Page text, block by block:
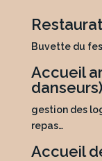
Buvette du
Accueil
danseurs)
gestion des
repas…
Accueil